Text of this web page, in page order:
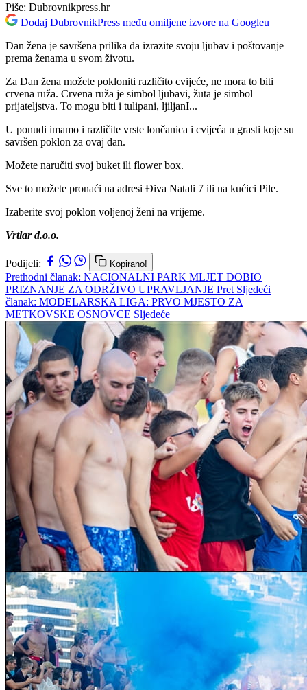
Piše: Dubrovnikpress.hr
Dodaj DubrovnikPress među omiljene izvore na Googleu
Dan žena je savršena prilika da izrazite svoju ljubav i poštovanje
prema ženama u svom životu.
Za Dan žena možete pokloniti različito cvijeće, ne mora to biti
crvena ruža. Crvena ruža je simbol ljubavi, žuta je simbol
prijateljstva. To mogu biti i tulipani, ljiljanI...
U ponudi imamo i različite vrste lončanica i cvijeća u grasti koje su
savršen poklon za ovaj dan.
Možete naručiti svoj buket ili flower box.
Sve to možete pronaći na adresi Điva Natali 7 ili na kućici Pile.
Izaberite svoj poklon voljenoj ženi na vrijeme.
Vrtlar d.o.o.
Podijeli: Kopirano!
Prethodni članak: NACIONALNI PARK MLJET DOBIO
PRIZNANJE ZA ODRŽIVO UPRAVLJANJE Pret Sljedeći
članak: MODELARSKA LIGA: PRVO MJESTO ZA
METKOVSKE OSNOVCE Sljedeće